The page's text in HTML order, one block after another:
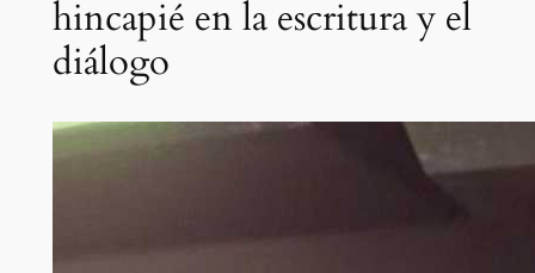
hincapié en la escritura y el
diálogo